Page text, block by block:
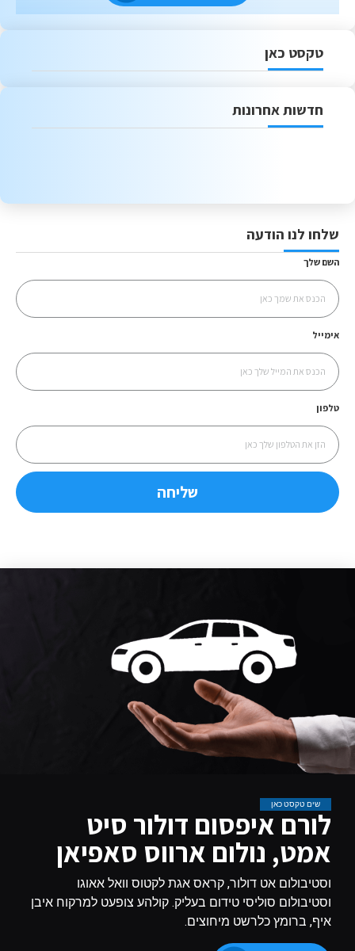
טקסט כאן
חדשות אחרונות
שים טקסט כאן
לורם איפסום דולור סיט
אמט, נולום ארווס סאפיאן
וסטיבולום אט דולור, קראס אגת לקטוס וואל אאוגו
וסטיבולום סוליסי טידום בעליק. קולהע צופעט למרקוח איבן
איף, ברומץ כלרשט מיחוצים.
שלחו לנו הודעה
השם שלך
אימייל
טלפון
שליחה